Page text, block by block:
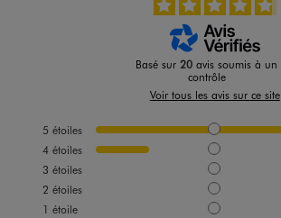
Basé sur 20 avis soumis à un
contrôle
Voir tous les avis sur ce site
5 étoiles
4 étoiles
3 étoiles
2 étoiles
1 étoile